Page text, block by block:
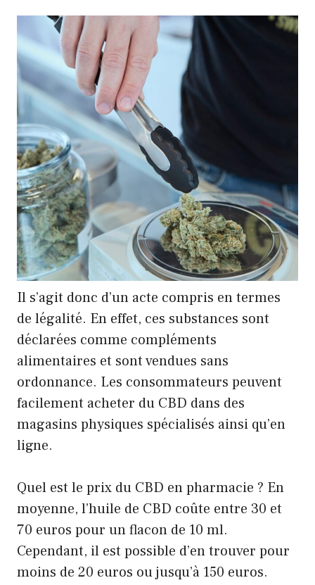
Il s’agit donc d’un acte compris en termes
de légalité. En effet, ces substances sont
déclarées comme compléments
alimentaires et sont vendues sans
ordonnance. Les consommateurs peuvent
facilement acheter du CBD dans des
magasins physiques spécialisés ainsi qu’en
ligne.
Quel est le prix du CBD en pharmacie ? En
moyenne, l’huile de CBD coûte entre 30 et
70 euros pour un flacon de 10 ml.
Cependant, il est possible d’en trouver pour
moins de 20 euros ou jusqu’à 150 euros.